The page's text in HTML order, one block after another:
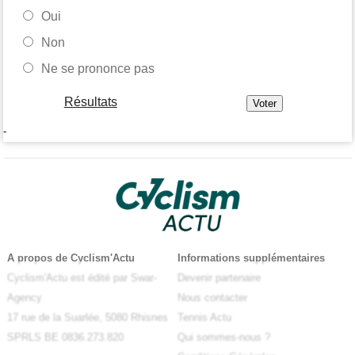
Oui
Non
Ne se prononce pas
Résultats
-
A propos de Cyclism'Actu
Cyclism'Actu est édité par Swar-
Agency
17 rue de la Suarlée, 5080 Rhisnes
SPRLS BE 0836.273.820
Informations supplémentaires
Devenir partenaire
Nous contacter
Tennis Actu
Qui sommes-nous ?